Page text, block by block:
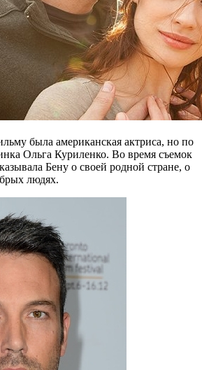
была американская актриса, но по
Ольга Куриленко. Во время съемок
Бену о своей родной стране, о
людях.